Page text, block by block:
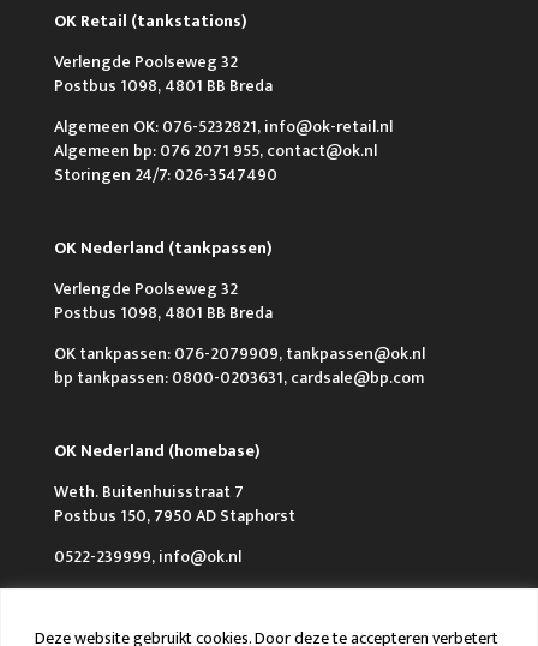
Deze website gebruikt cookies. Door deze te accepteren verbetert
OK Retail (tankstations)
Verlengde Poolseweg 32
Postbus 1098, 4801 BB Breda
Algemeen OK: 076-5232821, info@ok-retail.nl
Algemeen bp: 076 2071 955, contact@ok.nl
Storingen 24/7: 026-3547490
OK Nederland (tankpassen)
Verlengde Poolseweg 32
Postbus 1098, 4801 BB Breda
OK tankpassen: 076-2079909, tankpassen@ok.nl
bp tankpassen: 0800-0203631, cardsale@bp.com
OK Nederland (homebase)
Weth. Buitenhuisstraat 7
Postbus 150, 7950 AD Staphorst
0522-239999, info@ok.nl